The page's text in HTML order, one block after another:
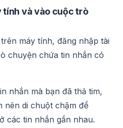
tính và vào cuộc trò
máy tính, đăng nhập tài
chuyện chứa tin nhắn có
nhắn mà bạn đã thả tim,
nên di chuột chậm để
các tin nhắn gần nhau.